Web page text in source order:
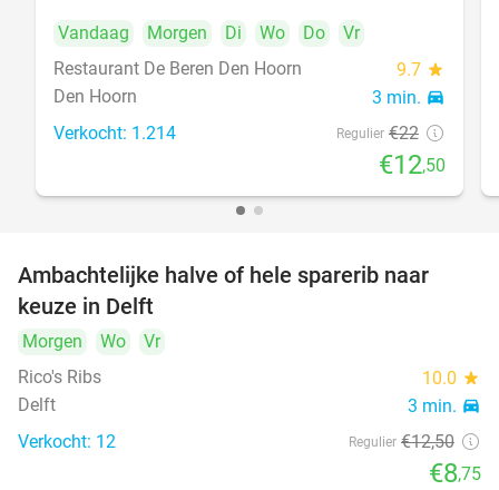
Vandaag Morgen Di Wo Do
Vr
Restaurant De Beren Den Hoorn
9.7 star
Den Hoorn 3 min. directions_car
Verkocht: 1.214 Regulier €22
€12,50
Ambachtelijke halve of hele sparerib naar
keuze in Delft
Morgen Wo
Vr
Rico's Ribs
10.0 star
Delft 3 min. directions_car
Verkocht: 12 Regulier €12,50
€8,75